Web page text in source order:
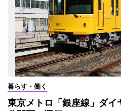
暮らす・働く
東京メトロ「銀座線」ダ